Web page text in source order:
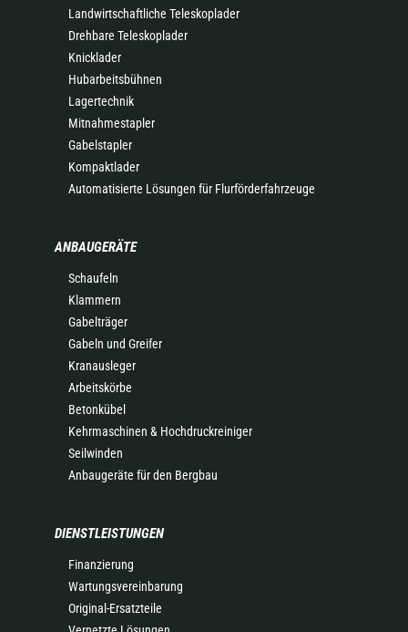
Landwirtschaftliche Teleskoplader
Drehbare Teleskoplader
Knicklader
Hubarbeitsbühnen
Lagertechnik
Mitnahmestapler
Gabelstapler
Kompaktlader
Automatisierte Lösungen für Flurförderfahrzeuge
ANBAUGERÄTE
Schaufeln
Klammern
Gabelträger
Gabeln und Greifer
Kranausleger
Arbeitskörbe
Betonkübel
Kehrmaschinen & Hochdruckreiniger
Seilwinden
Anbaugeräte für den Bergbau
DIENSTLEISTUNGEN
Finanzierung
Wartungsvereinbarung
Original-Ersatzteile